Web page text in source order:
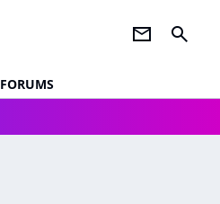
newsletter search
FORUMS